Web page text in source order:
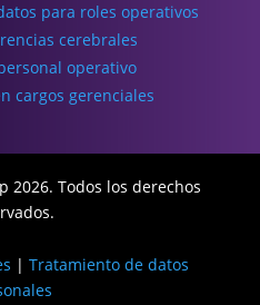
para roles operativos
cerebrales
operativo
cargos gerenciales
2026. Todos los derechos
| Tratamiento de datos